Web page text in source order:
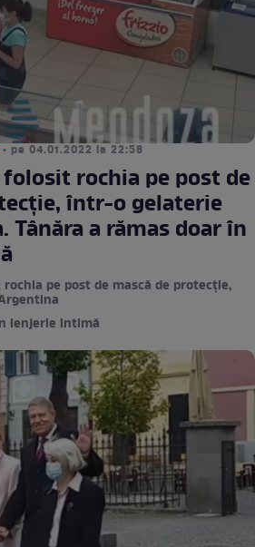
• pe 04.01.2022 la 22:58
rochia pe post de
într-o gelaterie
a rămas doar în
pe post de mască de protecţie,
lenjerie intimă